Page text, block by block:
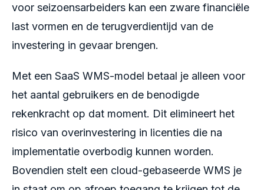
voor seizoensarbeiders kan een zware financiële
last vormen en de terugverdientijd van de
investering in gevaar brengen.
Met een SaaS WMS-model betaal je alleen voor
het aantal gebruikers en de benodigde
rekenkracht op dat moment. Dit elimineert het
risico van overinvestering in licenties die na
implementatie overbodig kunnen worden.
Bovendien stelt een cloud-gebaseerde WMS je